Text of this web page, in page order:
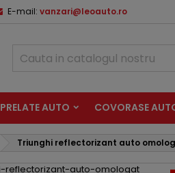
E-mail: vanzari@leoauto.ro
PRELATE AUTO COVORASE
Triunghi reflectorizant auto